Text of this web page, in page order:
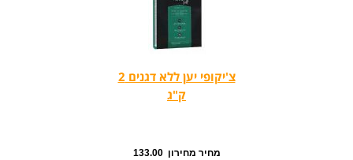
צ'יקופי יען ללא דגנים 2
ק"ג
מחיר מחירון 133.00